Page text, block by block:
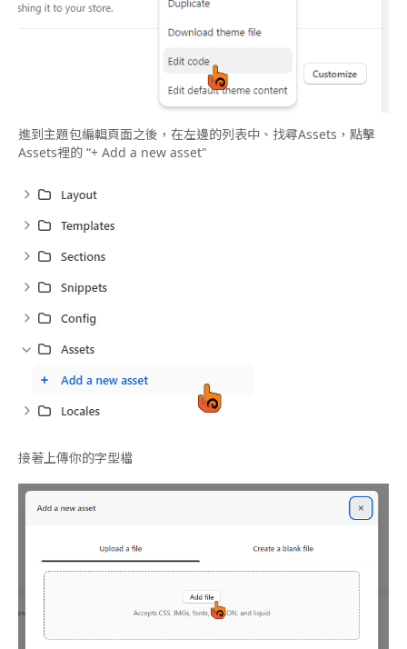
進到主題包編輯頁面之後，在左邊的列表中、找尋Assets，點擊
Assets裡的 “+ Add a new asset"
接著上傳你的字型檔